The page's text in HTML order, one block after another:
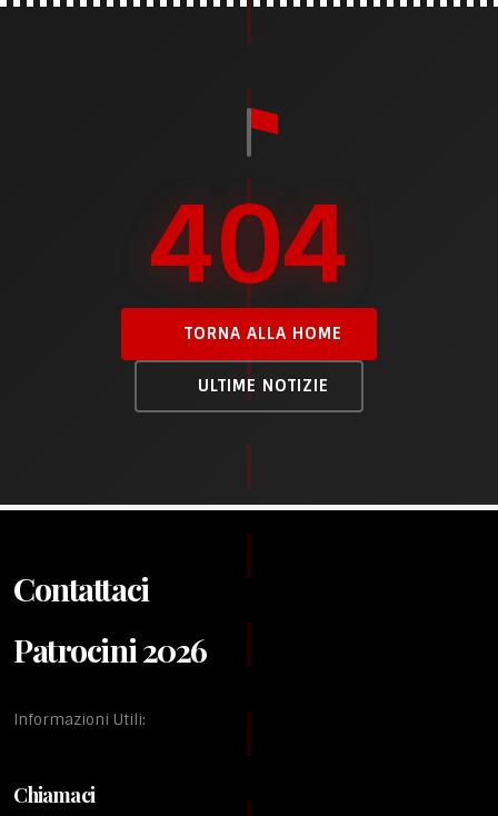
404
TORNA ALLA HOME
ULTIME NOTIZIE
Contattaci
Patrocini 2026
Informazioni Utili:
Chiamaci